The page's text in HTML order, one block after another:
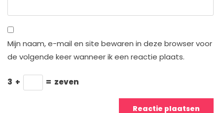
Mijn naam, e-mail en site bewaren in deze browser voor
de volgende keer wanneer ik een reactie plaats.
3 + = zeven